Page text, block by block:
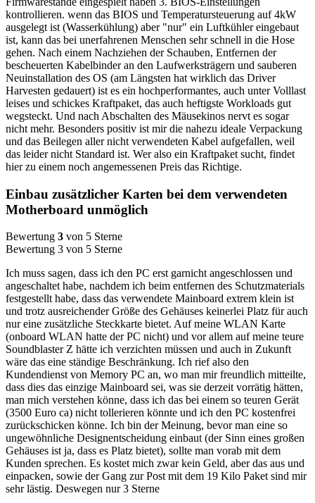
kontrollieren. wenn das BIOS und Temperatursteuerung auf 4kW
ausgelegt ist (Wasserkühlung) aber "nur" ein Luftkühler eingebaut
ist, kann das bei unerfahrenen Menschen sehr schnell in die Hose
gehen. Nach einem Nachziehen der Schauben, Entfernen der
bescheuerten Kabelbinder an den Laufwerksträgern und sauberen
Neuinstallation des OS (am Längsten hat wirklich das Driver
Harvesten gedauert) ist es ein hochperformantes, auch unter Volllast
leises und schickes Kraftpaket, das auch heftigste Workloads gut
wegsteckt. Und nach Abschalten des Mäusekinos nervt es sogar
nicht mehr. Besonders positiv ist mir die nahezu ideale Verpackung
und das Beilegen aller nicht verwendeten Kabel aufgefallen, weil
das leider nicht Standard ist. Wer also ein Kraftpaket sucht, findet
hier zu einem noch angemessenen Preis das Richtige.
Einbau zusätzlicher Karten bei dem verwendeten
Motherboard unmöglich
Bewertung 3 von 5 Sterne
Bewertung 3 von 5 Sterne
Ich muss sagen, dass ich den PC erst garnicht angeschlossen und
angeschaltet habe, nachdem ich beim entfernen des Schutzmaterials
festgestellt habe, dass das verwendete Mainboard extrem klein ist
und trotz ausreichender Größe des Gehäuses keinerlei Platz für auch
nur eine zusätzliche Steckkarte bietet. Auf meine WLAN Karte
(onboard WLAN hatte der PC nicht) und vor allem auf meine teure
Soundblaster Z hätte ich verzichten müssen und auch in Zukunft
wäre das eine ständige Beschränkung. Ich rief also den
Kundendienst von Memory PC an, wo man mir freundlich mitteilte,
dass dies das einzige Mainboard sei, was sie derzeit vorrätig hätten,
man mich verstehen könne, dass ich das bei einem so teuren Gerät
(3500 Euro ca) nicht tollerieren könnte und ich den PC kostenfrei
zurückschicken könne. Ich bin der Meinung, bevor man eine so
ungewöhnliche Designentscheidung einbaut (der Sinn eines großen
Gehäuses ist ja, dass es Platz bietet), sollte man vorab mit dem
Kunden sprechen. Es kostet mich zwar kein Geld, aber das aus und
einpacken, sowie der Gang zur Post mit dem 19 Kilo Paket sind mir
sehr lästig. Deswegen nur 3 Sterne